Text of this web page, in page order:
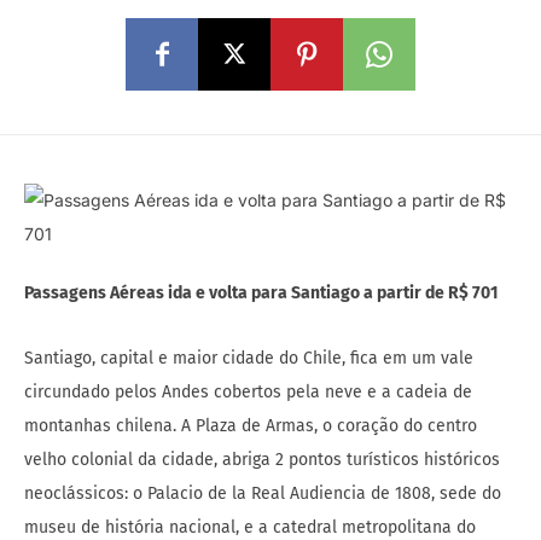
Passagens Aéreas ida e volta para Santiago a partir de R$ 701
Santiago, capital e maior cidade do Chile, fica em um vale
circundado pelos Andes cobertos pela neve e a cadeia de
montanhas chilena. A Plaza de Armas, o coração do centro
velho colonial da cidade, abriga 2 pontos turísticos históricos
neoclássicos: o Palacio de la Real Audiencia de 1808, sede do
museu de história nacional, e a catedral metropolitana do